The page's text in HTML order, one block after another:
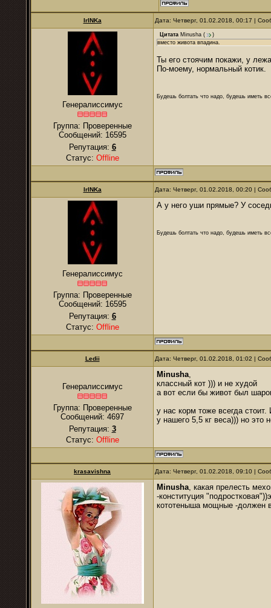
IrINKa Дата: Четверг, 01.02.2018, 00:17 |
Генералиссимус
Группа: Проверенные
Сообщений: 16595
Репутация: 6
Статус: Offline
Цитата Minusha (
)
вместо живота впадина.
Ты его стоячим покажи, у
По-моему, нормальный котик.
Будешь болтать что надо, будешь иметь
IrINKa Дата: Четверг, 01.02.2018, 00:20 |
Генералиссимус
Группа: Проверенные
Сообщений: 16595
Репутация: 6
Статус: Offline
А у него уши прямые? У
Будешь болтать что надо, будешь иметь
Ledii Дата: Четверг, 01.02.2018, 01:02 |
Генералиссимус
Группа: Проверенные
Сообщений: 4697
Репутация: 3
Статус: Offline
Minusha,
классный кот ))) и не худой
а вот если бы живот был
у нас корм тоже всегда
у нашего 5,5 кг веса))) но это
krasavishna Дата: Четверг, 01.02.2018, 09:10 |
Minusha, какая прелесть
-конституция
кототеныша мощные -должен